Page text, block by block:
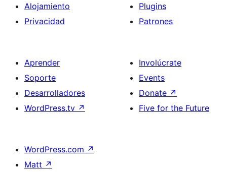
Alojamiento
Privacidad
Plugins
Patrones
Aprender
Soporte
Desarrolladores
WordPress.tv ↗
Involúcrate
Events
Donate ↗
Five for the Future
WordPress.com ↗
Matt ↗